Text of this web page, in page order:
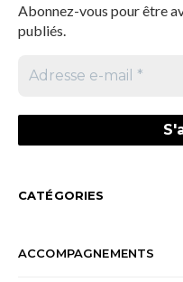
Abonnez-vous pour être
publiés.
CATÉGORIES
ACCOMPAGNEMENTS